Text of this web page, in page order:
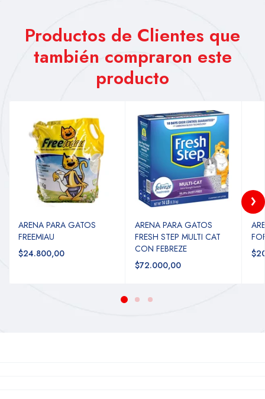
Productos de Clientes que
también compraron este
producto
ARENA PARA GATOS
FREEMIAU
$24.800,00
ARENA PARA GATOS
FRESH STEP MULTI CAT
CON FEBREZE
$72.000,00